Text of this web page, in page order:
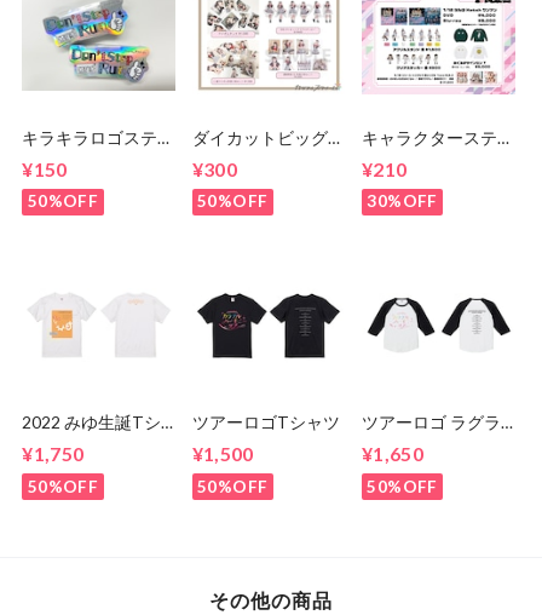
キラキラロゴステッ
¥150
50%OFF
ダイカットビッグク
¥300
50%OFF
キャラクターステッ
¥210
30%OFF
2022 みゆ生誕Tシ
¥1,750
50%OFF
ツアーロゴTシャツ
¥1,500
50%OFF
ツアーロゴ ラグラ
¥1,650
50%OFF
その他の商品